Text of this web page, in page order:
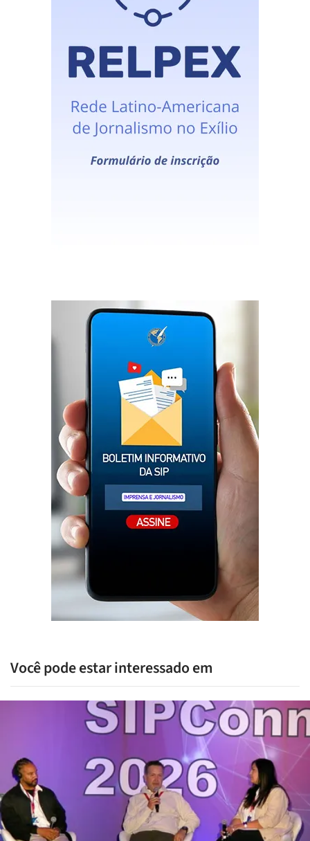
Você pode estar interessado em